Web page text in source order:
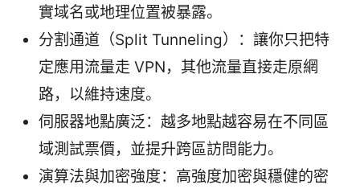
實域名或地理位置被暴露。
分割通道（Split Tunneling）：讓你只把特
定應用流量走 VPN，其他流量直接走原網
路，以維持速度。
伺服器地點廣泛：越多地點越容易在不同區
域測試票價，並提升跨區訪問能力。
演算法與加密強度：高強度加密與穩健的密